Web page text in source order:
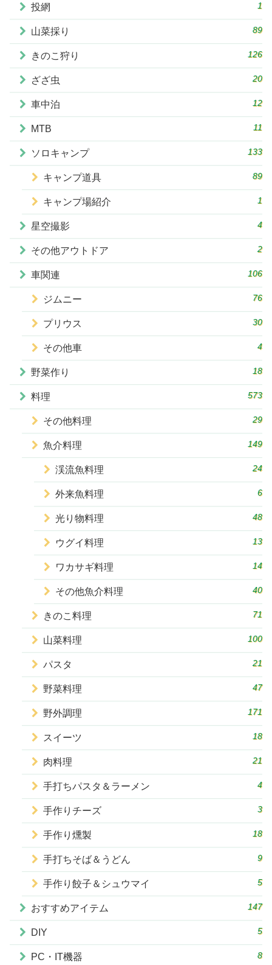
投網 1
山菜採り 89
きのこ狩り 126
ざざ虫 20
車中泊 12
MTB 11
ソロキャンプ 133
キャンプ道具 89
キャンプ場紹介 1
星空撮影 4
その他アウトドア 2
車関連 106
ジムニー 76
プリウス 30
その他車 4
野菜作り 18
料理 573
その他料理 29
魚介料理 149
渓流魚料理 24
外来魚料理 6
光り物料理 48
ウグイ料理 13
ワカサギ料理 14
その他魚介料理 40
きのこ料理 71
山菜料理 100
パスタ 21
野菜料理 47
野外調理 171
スイーツ 18
肉料理 21
手打ちパスタ＆ラーメン 4
手作りチーズ 3
手作り燻製 18
手打ちそば＆うどん 9
手作り餃子＆シュウマイ 5
おすすめアイテム 147
DIY 5
PC・IT機器 8